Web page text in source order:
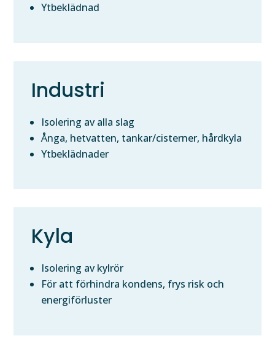
Ytbeklädnad
Industri
Isolering av alla slag
Ånga, hetvatten, tankar/cisterner, hårdkyla
Ytbeklädnader
Kyla
Isolering av kylrör
För att förhindra kondens, frys risk och
energiförluster